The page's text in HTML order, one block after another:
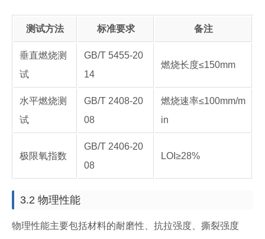
测试方法 标准要求 备注
垂直燃烧测
试
GB/T 5455-20
14
燃烧长度≤150mm
水平燃烧测
试
GB/T 2408-20
08
燃烧速率≤100mm/m
in
极限氧指数
GB/T 2406-20
08
LOI≥28%
3.2 物理性能
物理性能主要包括材料的耐磨性、抗拉强度、撕裂强度